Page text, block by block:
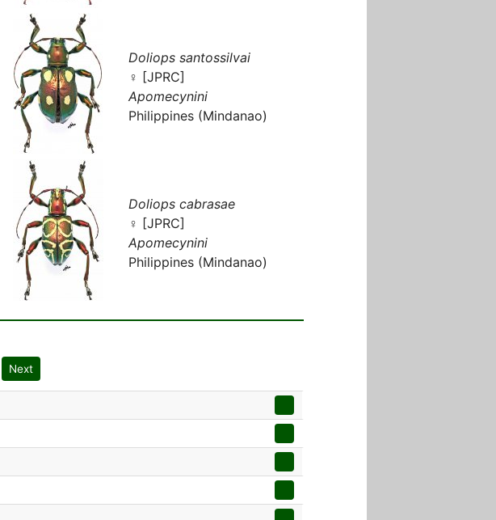
Doliops santossilvai
♀ [JPRC]
Apomecynini
Philippines (Mindanao)
Doliops cabrasae
♀ [JPRC]
Apomecynini
Philippines (Mindanao)
Next